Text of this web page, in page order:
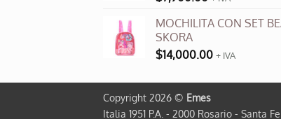
MOCHILITA CON SET
SKORA
$14,000.00 + IVA
Copyright 2026 © Emes
Italia 1951 P.A. - 2000 Rosario - Santa